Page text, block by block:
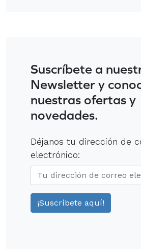
Suscríbete a
Newsletter y
nuestras ofertas y
novedades.
Déjanos tu dirección de
electrónico: